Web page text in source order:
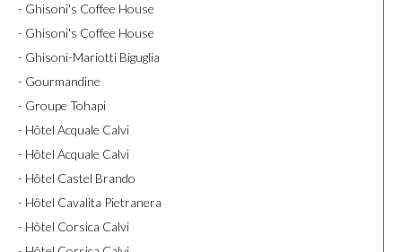
- Ghisoni's Coffee House
- Ghisoni's Coffee House
- Ghisoni-Mariotti Biguglia
- Gourmandine
- Groupe Tohapi
- Hôtel Acquale Calvi
- Hôtel Acquale Calvi
- Hôtel Castel Brando
- Hôtel Cavalita Pietranera
- Hôtel Corsica Calvi